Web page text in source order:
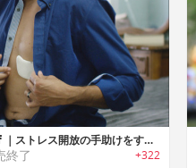
Lief ｜ストレス開放の手助けをするスマートパッチ「リーフ」
終了 +322